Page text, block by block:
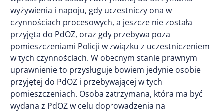
wyżywienia i napoju, gdy uczestniczy ona w
czynnościach procesowych, a jeszcze nie została
przyjęta do PdOZ, oraz gdy przebywa poza
pomieszczeniami Policji w związku z uczestniczeniem
w tych czynnościach. W obecnym stanie prawnym
uprawnienie to przysługuje bowiem jedynie osobie
przyjętej do PdOZ i przebywającej w tych
pomieszczeniach. Osoba zatrzymana, która ma być
wydana z PdOZ w celu doprowadzenia na